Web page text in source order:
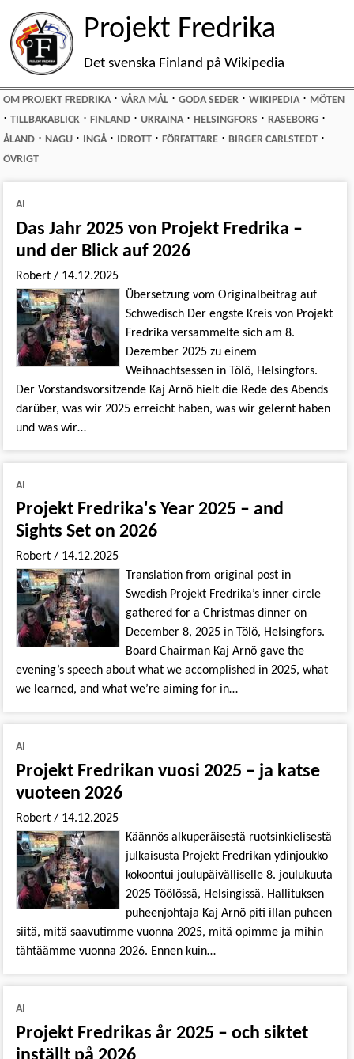
Projekt Fredrika
Det svenska Finland på Wikipedia
OM PROJEKT FREDRIKA⋅VÅRA MÅL ⋅GODA SEDER ⋅WIKIPEDIA⋅ MÖTEN
⋅TILLBAKABLICK ⋅FINLAND ⋅UKRAINA⋅HELSINGFORS ⋅RASEBORG ⋅
ÅLAND ⋅NAGU ⋅ INGÅ⋅ IDROTT ⋅FÖRFATTARE ⋅BIRGER CARLSTEDT ⋅
ÖVRIGT
AI
Das Jahr 2025 von Projekt Fredrika –
und der Blick auf 2026
Robert/ 14.12.2025
Übersetzung vom Originalbeitrag auf
Schwedisch Der engste Kreis von Projekt
Fredrika versammelte sich am 8.
Dezember 2025 zu einem
Weihnachtsessen in Tölö, Helsingfors.
Der Vorstandsvorsitzende Kaj Arnö hielt die Rede des Abends
darüber, was wir 2025 erreicht haben, was wir gelernt haben
und was wir…
AI
Projekt Fredrika's Year 2025 – and
Sights Set on 2026
Robert/ 14.12.2025
Translation from original post in
Swedish Projekt Fredrika’s inner circle
gathered for a Christmas dinner on
December 8, 2025 in Tölö, Helsingfors.
Board Chairman Kaj Arnö gave the
evening’s speech about what we accomplished in 2025, what
we learned, and what we’re aiming for in…
AI
Projekt Fredrikan vuosi 2025 – ja katse
vuoteen 2026
Robert/ 14.12.2025
Käännös alkuperäisestä ruotsinkielisestä
julkaisusta Projekt Fredrikan ydinjoukko
kokoontui joulupäivälliselle 8. joulukuuta
2025 Töölössä, Helsingissä. Hallituksen
puheenjohtaja Kaj Arnö piti illan puheen
siitä, mitä saavutimme vuonna 2025, mitä opimme ja mihin
tähtäämme vuonna 2026. Ennen kuin…
AI
Projekt Fredrikas år 2025 – och siktet